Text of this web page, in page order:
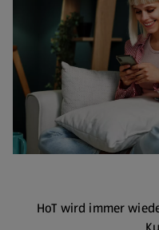
HoT wird immer